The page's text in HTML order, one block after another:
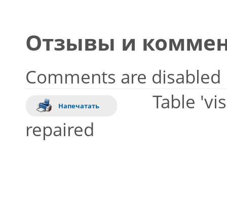
Отзывы и
Comments are disabled
Напечатать
Table
repaired